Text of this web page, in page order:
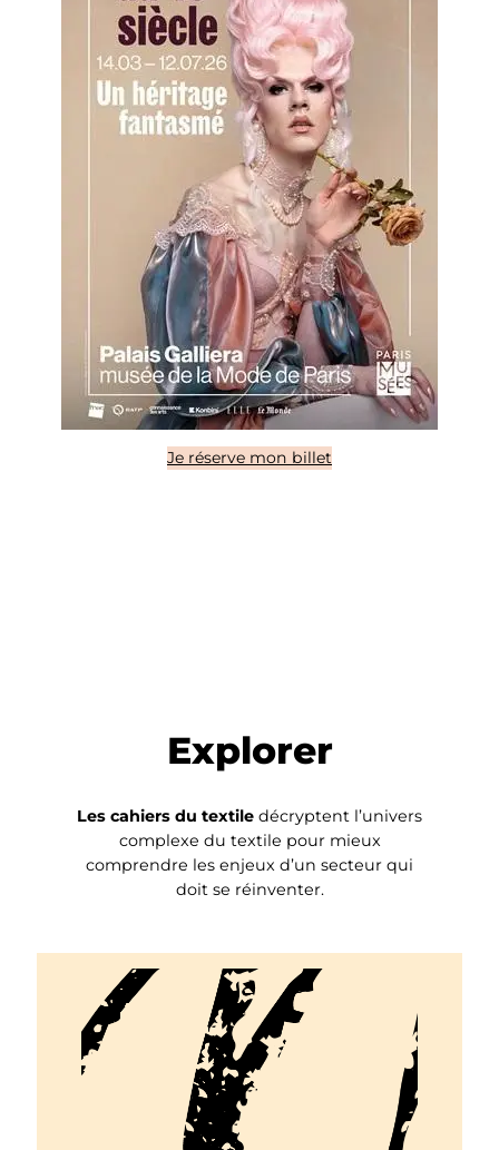
Je réserve mon billet
Explorer
Les cahiers du textile décryptent l’univers
complexe du textile pour mieux
comprendre les enjeux d’un secteur qui
doit se réinventer.